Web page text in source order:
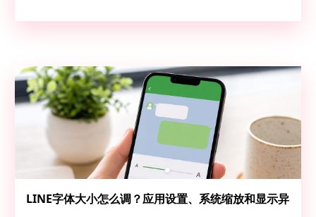
LINE字体大小怎么调？应用设置、系统缩放和显示异